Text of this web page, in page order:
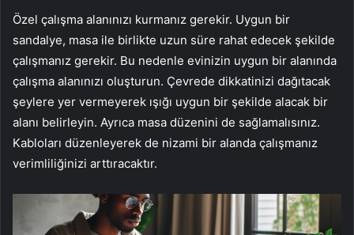
Özel çalışma alanınızı kurmanız gerekir. Uygun bir
sandalye, masa ile birlikte uzun süre rahat edecek şekilde
çalışmanız gerekir. Bu nedenle evinizin uygun bir alanında
çalışma alanınızı oluşturun. Çevrede dikkatinizi dağıtacak
şeylere yer vermeyerek ışığı uygun bir şekilde alacak bir
alanı belirleyin. Ayrıca masa düzenini de sağlamalısınız.
Kabloları düzenleyerek de nizami bir alanda çalışmanız
verimliliğinizi arttıracaktır.